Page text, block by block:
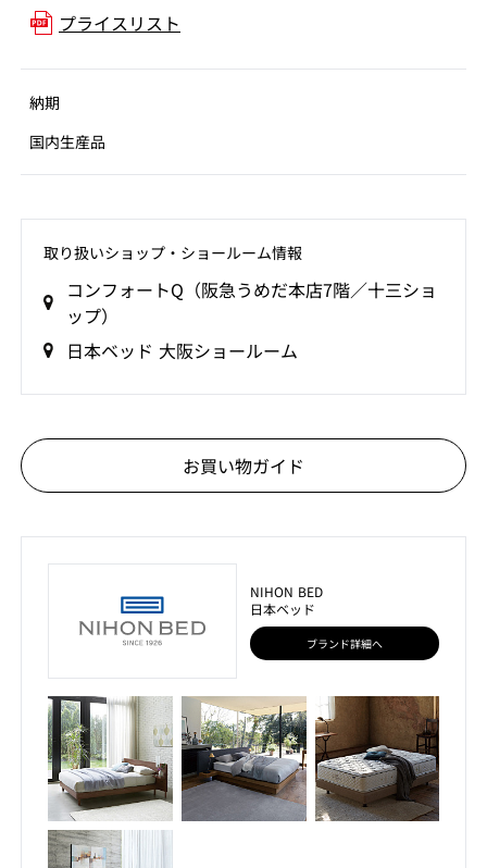
プライスリスト
納期
国内生産品
取り扱いショップ‧ショールーム情報
コンフォートQ（阪急うめだ本店7階／十三ショ
ップ）
日本ベッド 大阪ショールーム
お買い物ガイド
NIHON BED
日本ベッド
ブランド詳細へ